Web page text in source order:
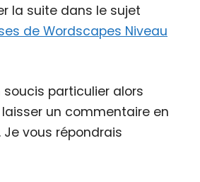
la suite dans le sujet
de Wordscapes Niveau
soucis particulier alors
laisser un commentaire en
vous répondrais